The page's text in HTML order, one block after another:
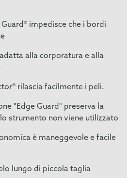
impedisce che i bordi
adatta alla corporatura e alla
rilascia facilmente i peli.
"Edge Guard" preserva la
strumento non viene utilizzato
è maneggevole e facile
lungo di piccola taglia